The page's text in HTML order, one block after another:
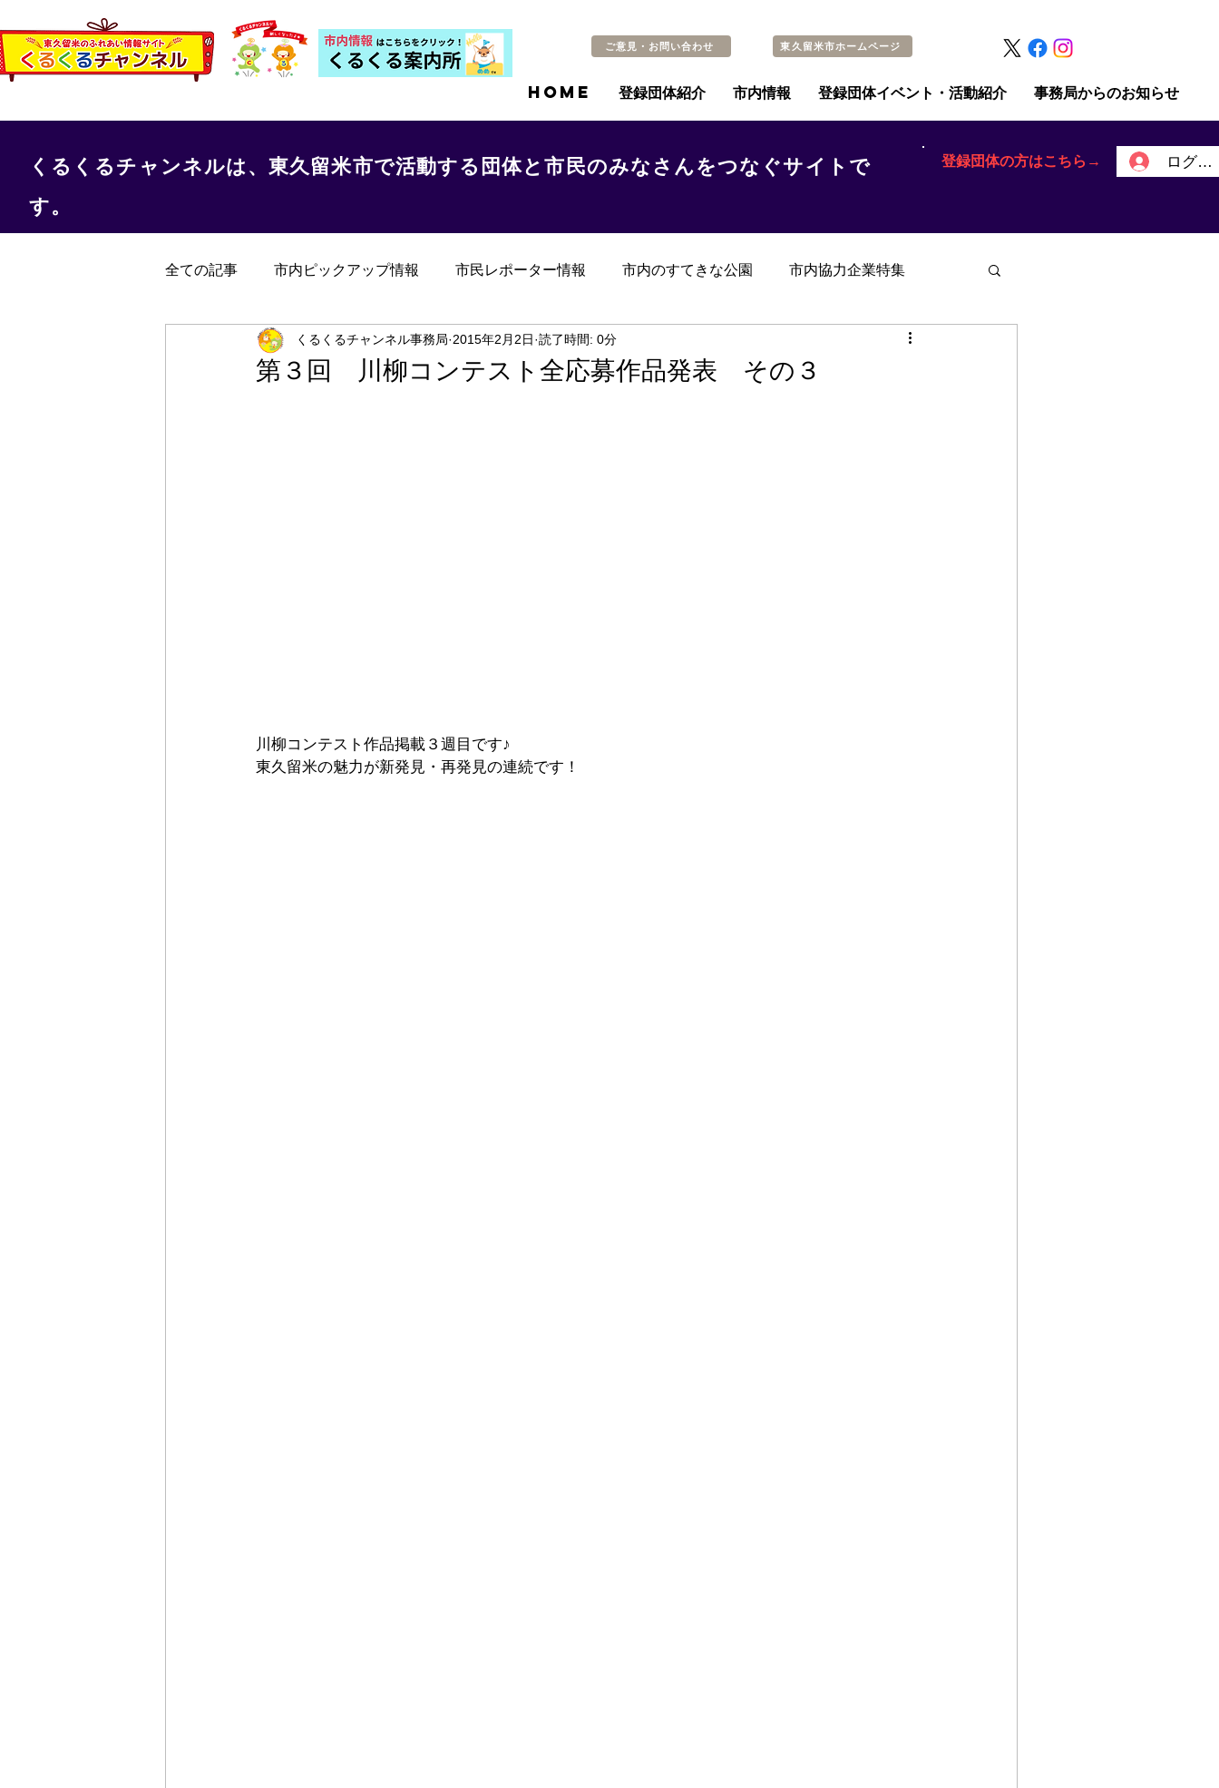
ご意見・お問い合わせ 東久留米市ホームページ
HOME 登録団体紹介 市内情報 登録団体イベント・活動紹介 事務局からのお知らせ
くるくるチャンネルは、東久留米市で活動する団体と市民のみなさんをつなぐサイトで
す。
登録団体の方はこちら→ ログイ
全ての記事 市内ピックアップ情報 市民レポーター情報 市内のすてきな公園 市内協力企業特集
くるくる保健室 事務局からのお知らせ その他 過去の記事
第３回 川柳コンテスト全応募作品発表 その３
くるくるチャンネル事務局 2015年2月2日 読了時間: 0分
川柳コンテスト作品掲載３週目です♪
東久留米の魅力が新発見・再発見の連続です！